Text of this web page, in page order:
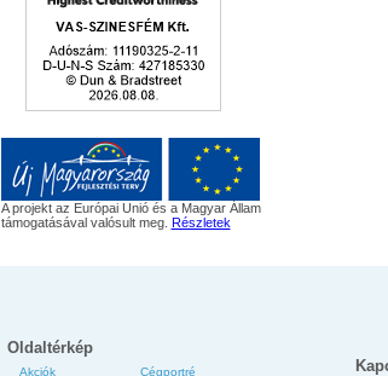
A projekt az Európai Unió és a Magyar Állam
támogatásával valósult meg. Részletek
Oldaltérkép
Akciók Cégportré